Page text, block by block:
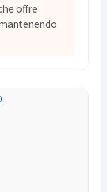
offre